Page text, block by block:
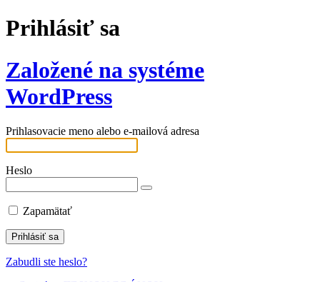
Prihlásiť sa
Založené na systéme
WordPress
Prihlasovacie meno alebo e-mailová adresa
Heslo
Zapamätať
Zabudli ste heslo?